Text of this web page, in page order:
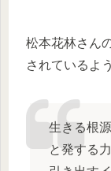
松本花林さん
されているよう
生きる根
と発する